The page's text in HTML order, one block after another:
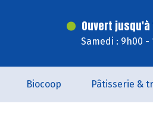
Ouvert jusqu'à
Samedi : 9h00 -
Biocoop Pâtisserie &